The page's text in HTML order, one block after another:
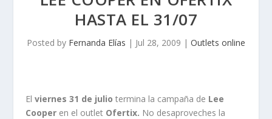
HASTA EL 31/07
Posted by Fernanda Elías | Jul 28, 2009 | Outlets online
El viernes 31 de juliotermina la campaña de Lee
Cooper en el outlet Ofertix. No desaproveches la